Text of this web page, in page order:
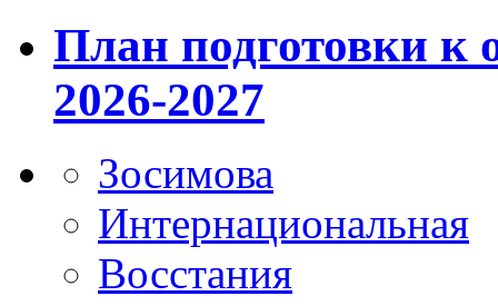
План подготовки к
2026-2027
Зосимова
Интернациональная
Восстания